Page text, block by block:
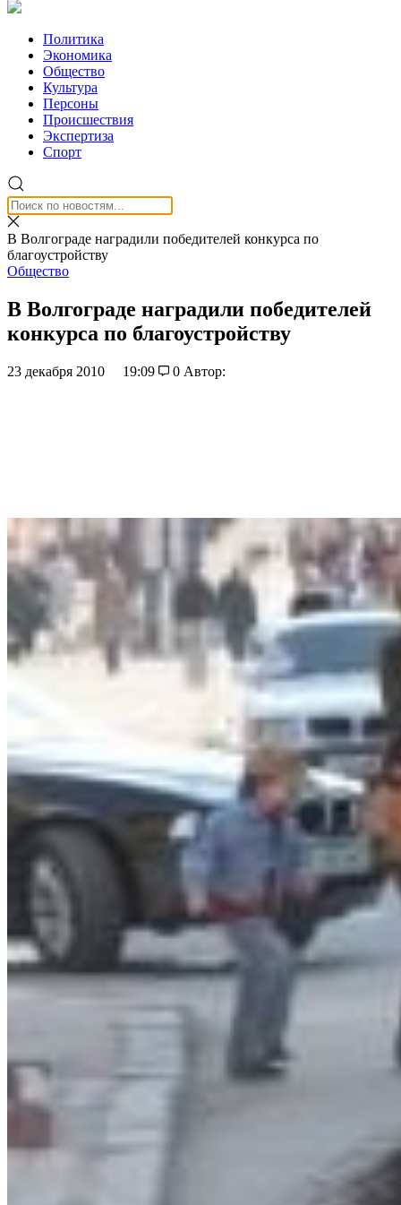
Политика
Экономика
Общество
Культура
Персоны
Происшествия
Экспертиза
Спорт
В Волгограде наградили победителей конкурса по
благоустройству
Общество
В Волгограде наградили победителей
конкурса по благоустройству
23 декабря 2010 19:09 0 Автор: